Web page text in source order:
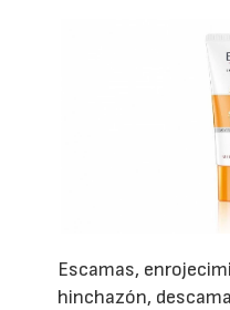
Escamas,
hinchazón,